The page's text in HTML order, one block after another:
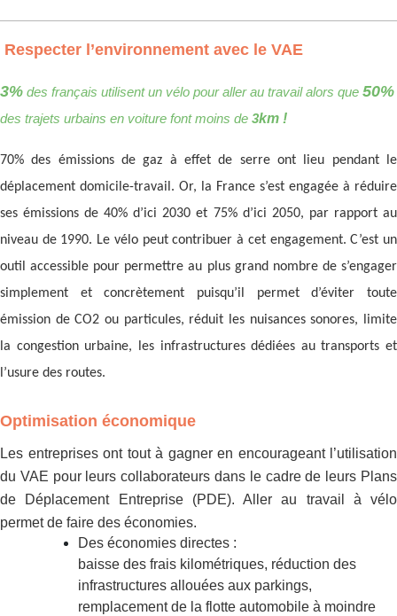
Respecter l’environnement avec le VAE
3% des français utilisent un vélo pour aller au travail alors que 50%
des trajets urbains en voiture font moins de 3km !
70% des émissions de gaz à effet de serre ont lieu pendant le
déplacement domicile-travail. Or, la France s’est engagée à réduire
ses émissions de 40% d’ici 2030 et 75% d’ici 2050, par rapport au
niveau de 1990. Le vélo peut contribuer à cet engagement. C’est un
outil accessible pour permettre au plus grand nombre de s’engager
simplement et concrètement puisqu’il permet d’éviter toute
émission de CO2 ou particules, réduit les nuisances sonores, limite
la congestion urbaine, les infrastructures dédiées au transports et
l’usure des routes.
Optimisation économique
Les entreprises ont tout à gagner en encourageant l’utilisation
du VAE pour leurs collaborateurs dans le cadre de leurs Plans
de Déplacement Entreprise(PDE). Aller au travail à vélo
permet de faire des économies.
Des économies directes :
baisse des frais kilométriques, réduction des
infrastructures allouées aux parkings,
remplacement de la flotte automobile à moindre